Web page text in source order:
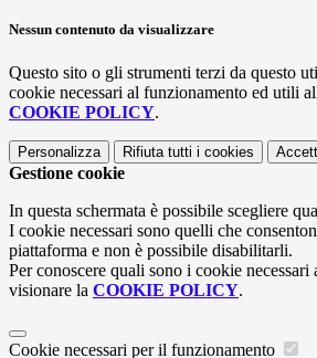
Nessun contenuto da visualizzare
Questo sito o gli strumenti terzi da questo
cookie necessari al funzionamento ed utili
COOKIE POLICY.
Personalizza Rifiuta tutti i cookies
Gestione cookie
In questa schermata è possibile scegliere
I cookie necessari sono quelli che
piattaforma e non è possibile disabilitarli.
Per conoscere quali sono i cookie
visionare la COOKIE POLICY.
Cookie necessari per il funzionamento